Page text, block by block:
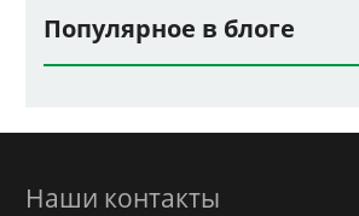
Популярное в блоге
Наши контакты